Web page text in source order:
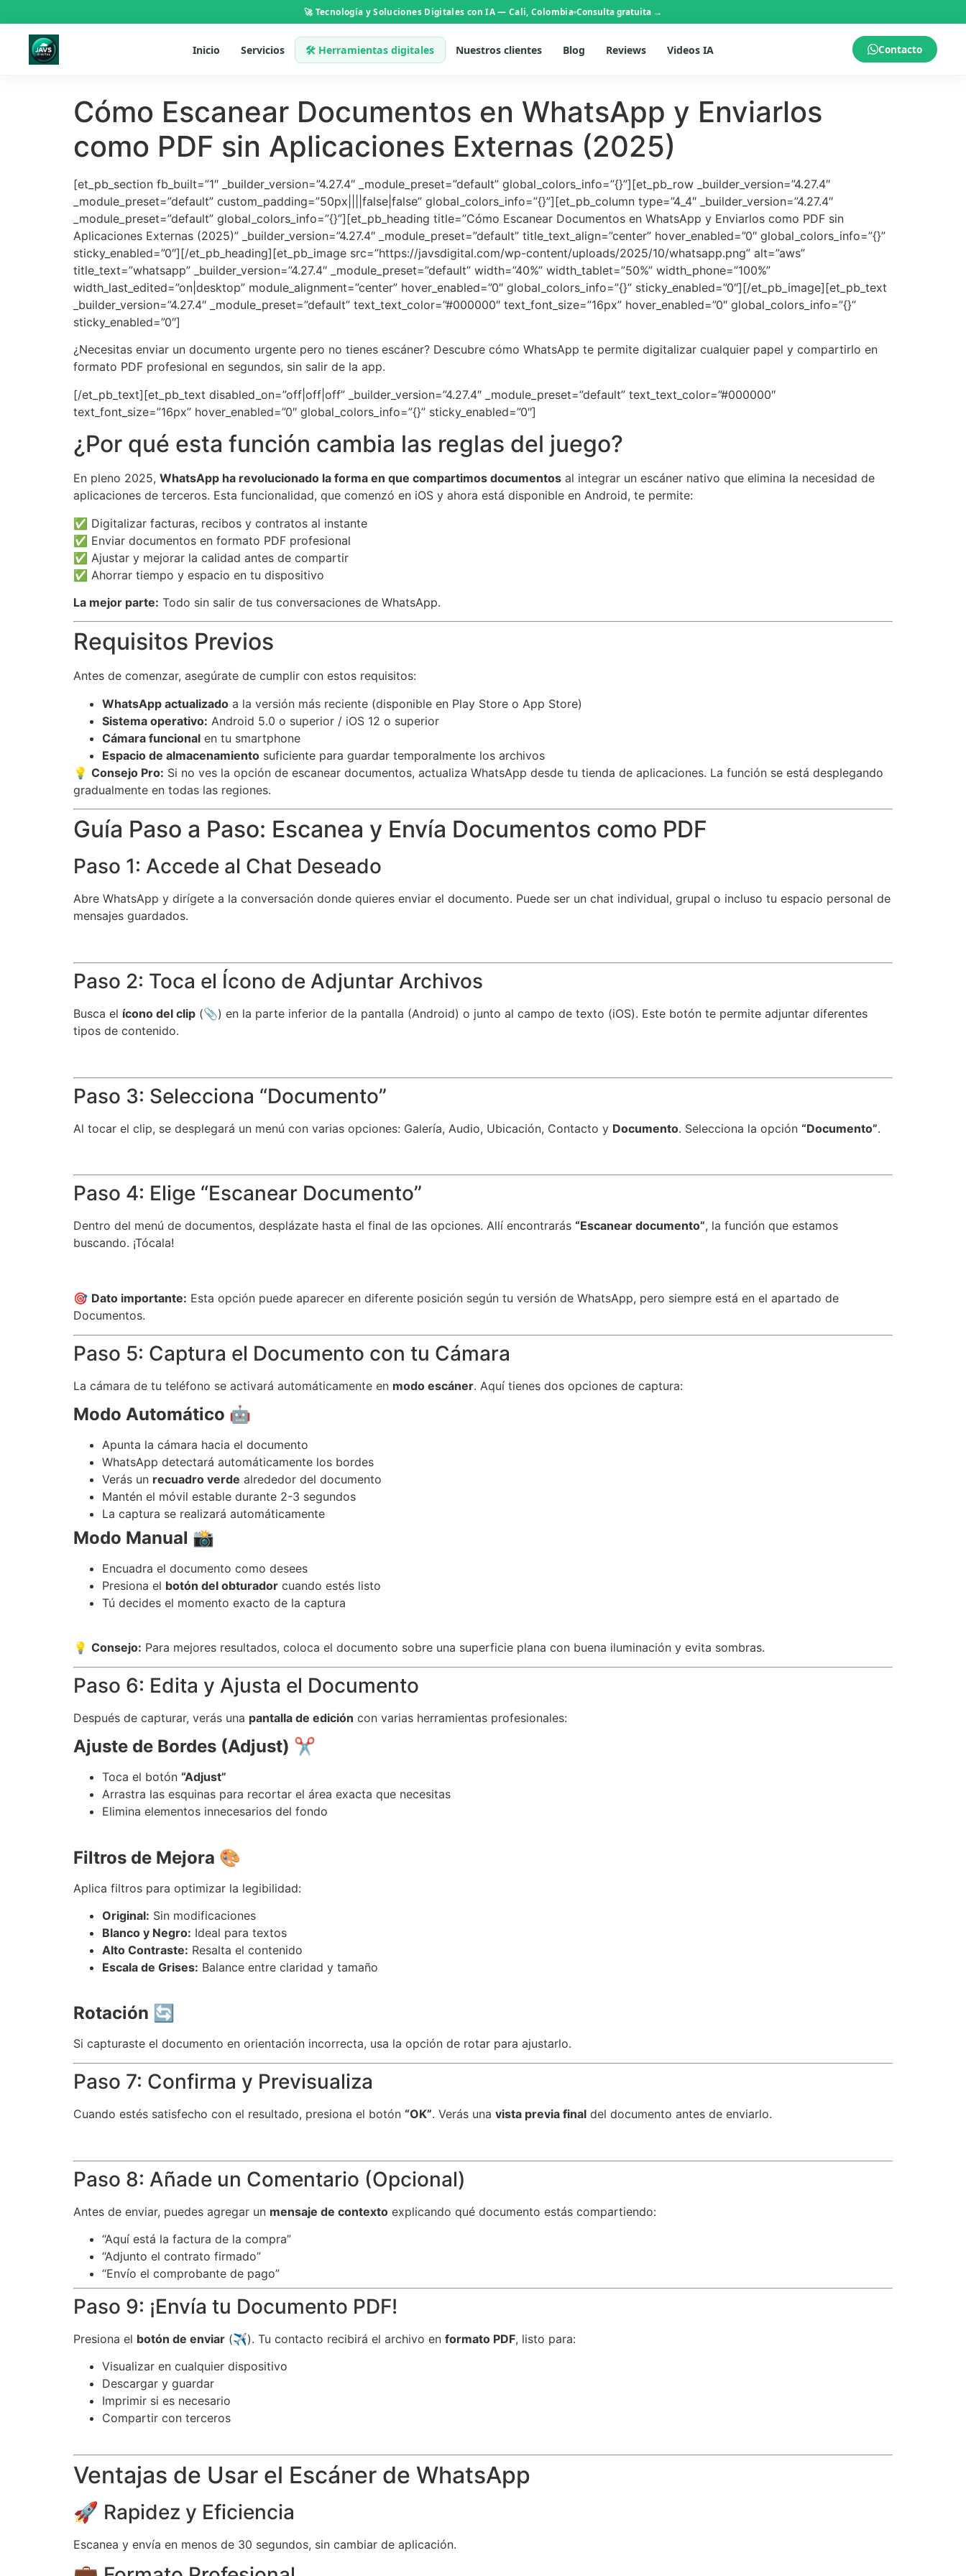
🚀 Tecnología y Soluciones Digitales con IA — Cali, Colombia Consulta gratuita →
Inicio Servicios 🛠 Herramientas digitales Nuestros clientes Blog Reviews Videos IA Contacto
Cómo Escanear Documentos en WhatsApp y Enviarlos
como PDF sin Aplicaciones Externas (2025)
[et_pb_section fb_built=”1″ _builder_version=”4.27.4″ _module_preset=”default” global_colors_info=”{}”][et_pb_row _builder_version=”4.27.4″
_module_preset=”default” custom_padding=”50px||||false|false” global_colors_info=”{}”][et_pb_column type=”4_4″ _builder_version=”4.27.4″
_module_preset=”default” global_colors_info=”{}”][et_pb_heading title=”Cómo Escanear Documentos en WhatsApp y Enviarlos como PDF sin
Aplicaciones Externas (2025)” _builder_version=”4.27.4″ _module_preset=”default” title_text_align=”center” hover_enabled=”0″ global_colors_info=”{}”
sticky_enabled=”0″][/et_pb_heading][et_pb_image src=”https://javsdigital.com/wp-content/uploads/2025/10/whatsapp.png” alt=”aws”
title_text=”whatsapp” _builder_version=”4.27.4″ _module_preset=”default” width=”40%” width_tablet=”50%” width_phone=”100%”
width_last_edited=”on|desktop” module_alignment=”center” hover_enabled=”0″ global_colors_info=”{}” sticky_enabled=”0″][/et_pb_image][et_pb_text
_builder_version=”4.27.4″ _module_preset=”default” text_text_color=”#000000″ text_font_size=”16px” hover_enabled=”0″ global_colors_info=”{}”
sticky_enabled=”0″]
¿Necesitas enviar un documento urgente pero no tienes escáner? Descubre cómo WhatsApp te permite digitalizar cualquier papel y compartirlo en
formato PDF profesional en segundos, sin salir de la app.
[/et_pb_text][et_pb_text disabled_on=”off|off|off” _builder_version=”4.27.4″ _module_preset=”default” text_text_color=”#000000″
text_font_size=”16px” hover_enabled=”0″ global_colors_info=”{}” sticky_enabled=”0″]
¿Por qué esta función cambia las reglas del juego?
En pleno 2025, WhatsApp ha revolucionado la forma en que compartimos documentos al integrar un escáner nativo que elimina la necesidad de
aplicaciones de terceros. Esta funcionalidad, que comenzó en iOS y ahora está disponible en Android, te permite:
✅ Digitalizar facturas, recibos y contratos al instante
✅ Enviar documentos en formato PDF profesional
✅ Ajustar y mejorar la calidad antes de compartir
✅ Ahorrar tiempo y espacio en tu dispositivo
La mejor parte: Todo sin salir de tus conversaciones de WhatsApp.
Requisitos Previos
Antes de comenzar, asegúrate de cumplir con estos requisitos:
WhatsApp actualizado a la versión más reciente (disponible en Play Store o App Store)
Sistema operativo: Android 5.0 o superior / iOS 12 o superior
Cámara funcional en tu smartphone
Espacio de almacenamiento suficiente para guardar temporalmente los archivos
💡 Consejo Pro: Si no ves la opción de escanear documentos, actualiza WhatsApp desde tu tienda de aplicaciones. La función se está desplegando
gradualmente en todas las regiones.
Guía Paso a Paso: Escanea y Envía Documentos como PDF
Paso 1: Accede al Chat Deseado
Abre WhatsApp y dirígete a la conversación donde quieres enviar el documento. Puede ser un chat individual, grupal o incluso tu espacio personal de
mensajes guardados.
Paso 2: Toca el Ícono de Adjuntar Archivos
Busca el ícono del clip (📎) en la parte inferior de la pantalla (Android) o junto al campo de texto (iOS). Este botón te permite adjuntar diferentes
tipos de contenido.
Paso 3: Selecciona “Documento”
Al tocar el clip, se desplegará un menú con varias opciones: Galería, Audio, Ubicación, Contacto y Documento. Selecciona la opción “Documento”.
Paso 4: Elige “Escanear Documento”
Dentro del menú de documentos, desplázate hasta el final de las opciones. Allí encontrarás “Escanear documento”, la función que estamos
buscando. ¡Tócala!
🎯 Dato importante: Esta opción puede aparecer en diferente posición según tu versión de WhatsApp, pero siempre está en el apartado de
Documentos.
Paso 5: Captura el Documento con tu Cámara
La cámara de tu teléfono se activará automáticamente en modo escáner. Aquí tienes dos opciones de captura:
Modo Automático 🤖
Apunta la cámara hacia el documento
WhatsApp detectará automáticamente los bordes
Verás un recuadro verde alrededor del documento
Mantén el móvil estable durante 2-3 segundos
La captura se realizará automáticamente
Modo Manual 📸
Encuadra el documento como desees
Presiona el botón del obturador cuando estés listo
Tú decides el momento exacto de la captura
💡 Consejo: Para mejores resultados, coloca el documento sobre una superficie plana con buena iluminación y evita sombras.
Paso 6: Edita y Ajusta el Documento
Después de capturar, verás una pantalla de edición con varias herramientas profesionales:
Ajuste de Bordes (Adjust) ✂️
Toca el botón “Adjust”
Arrastra las esquinas para recortar el área exacta que necesitas
Elimina elementos innecesarios del fondo
Filtros de Mejora 🎨
Aplica filtros para optimizar la legibilidad:
Original: Sin modificaciones
Blanco y Negro: Ideal para textos
Alto Contraste: Resalta el contenido
Escala de Grises: Balance entre claridad y tamaño
Rotación 🔄
Si capturaste el documento en orientación incorrecta, usa la opción de rotar para ajustarlo.
Paso 7: Confirma y Previsualiza
Cuando estés satisfecho con el resultado, presiona el botón “OK”. Verás una vista previa final del documento antes de enviarlo.
Paso 8: Añade un Comentario (Opcional)
Antes de enviar, puedes agregar un mensaje de contexto explicando qué documento estás compartiendo:
“Aquí está la factura de la compra”
“Adjunto el contrato firmado”
“Envío el comprobante de pago”
Paso 9: ¡Envía tu Documento PDF!
Presiona el botón de enviar (✈️). Tu contacto recibirá el archivo en formato PDF, listo para:
Visualizar en cualquier dispositivo
Descargar y guardar
Imprimir si es necesario
Compartir con terceros
Ventajas de Usar el Escáner de WhatsApp
🚀 Rapidez y Eficiencia
Escanea y envía en menos de 30 segundos, sin cambiar de aplicación.